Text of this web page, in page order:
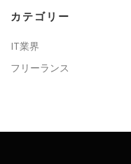
カテゴリー
IT業界
フリーランス